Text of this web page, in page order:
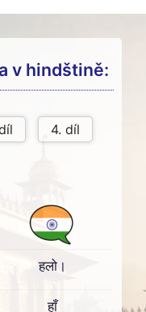
v hindštině:
हलो।
हाँ